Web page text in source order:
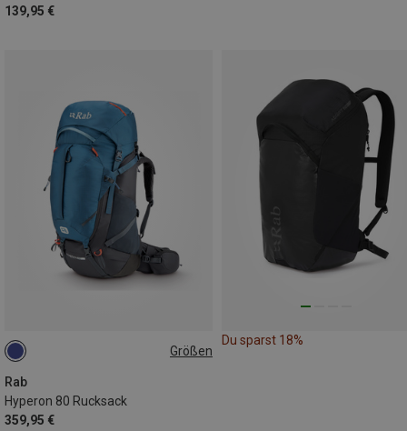
139,95 €
Größen
Rab
Hyperon 80 Rucksack
359,95 €
80L | M-L
Du sparst 18%